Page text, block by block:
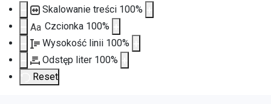
Skalowanie treści 100%
Aa Czcionka 100%
Wysokość linii 100%
Odstęp liter 100%
Reset